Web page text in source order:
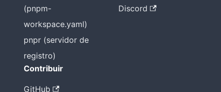
(pnpm-
workspace.yaml)
pnpr (servidor de
registro)
Discord
Contribuir
GitHub